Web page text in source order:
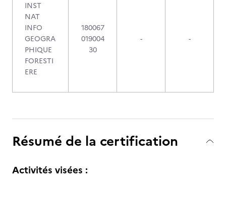
INST
NAT
INFO
GEOGRA
PHIQUE
FORESTI
ERE
180067
019004
30
- -
Résumé de la certification
Activités visées :